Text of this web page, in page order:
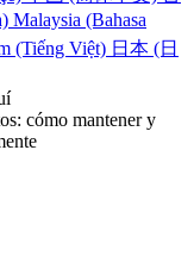
Malaysia (Bahasa
(Tiếng Việt) 日本 (日
cómo mantener y